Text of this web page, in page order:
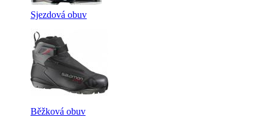
Sjezdová obuv
Běžková obuv